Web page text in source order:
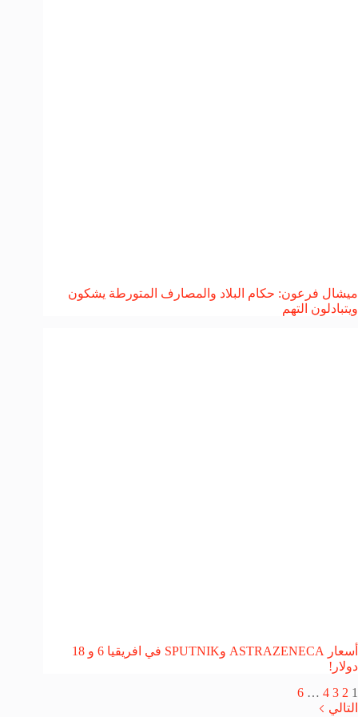
ميشال فرعون: حكام البلاد والمصارف المتورطة يشكون
ويتبادلون التهم
أسعار ASTRAZENECA وSPUTNIK في افريقيا 6 و 18
دولار!
1
2
3
4
…
6
التالي